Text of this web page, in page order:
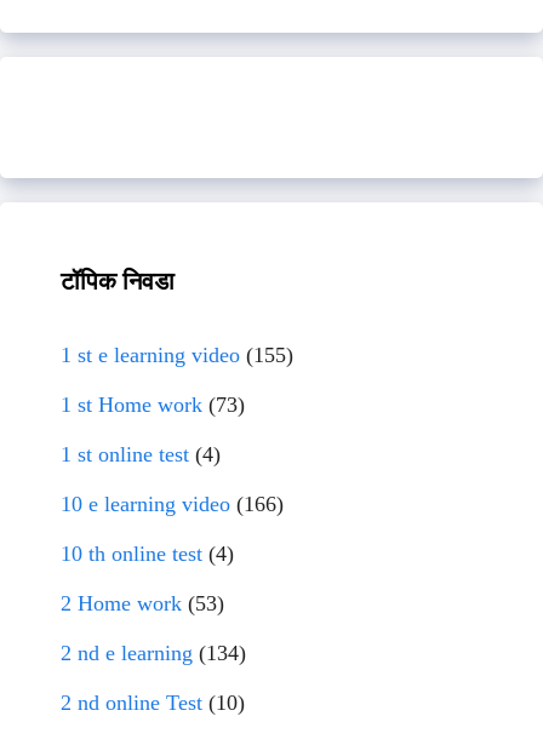
टॉपिक निवडा
1 st e learning video (155)
1 st Home work (73)
1 st online test (4)
10 e learning video (166)
10 th online test (4)
2 Home work (53)
2 nd e learning (134)
2 nd online Test (10)